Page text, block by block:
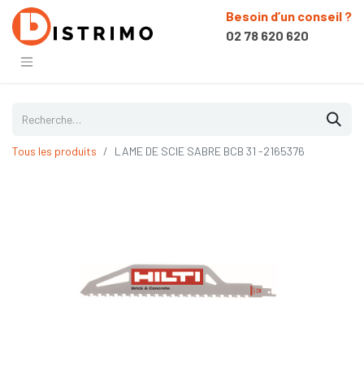
Besoin d’un conseil ?
02 78 620 620
Tous les produits LAME DE SCIE SABRE BCB 31 -2165376